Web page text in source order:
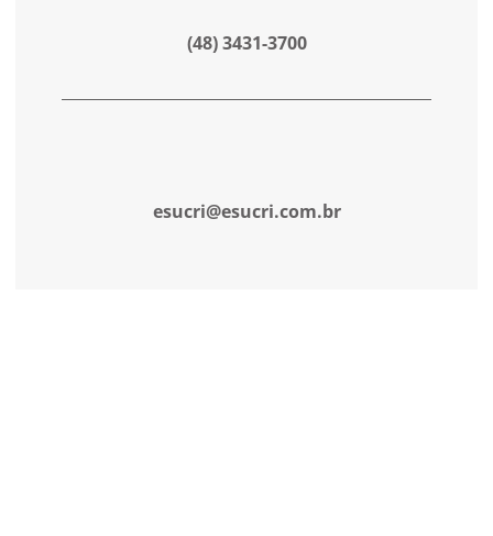
(48) 3431-3700
esucri@esucri.com.br